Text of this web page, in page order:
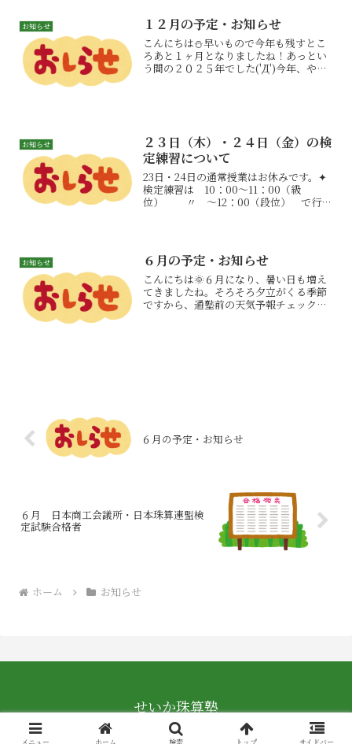
お知らせ １２月の予定・お知らせ
こんにちは⛄早いもので今年も残すとこ
ろあと１ヶ月となりましたね！あっとい
う間の２０２５年でした('Д')今年、やり
お知らせ
２３日（木）・２４日（金）の検
定練習について
23日・24日の通常授業はお休みです。✦
検定練習は 10：00～11：00（級
位） 〃 ～12：00（段位） で行い
お知らせ ６月の予定・お知らせ
こんにちは🌞６月になり、暑い日も増え
てきましたね。そろそろ夕立がくる季節
ですから、通塾前の天気予報チェックが
６月の予定・お知らせ
６月 日本商工会議所・日本珠算連盟検
定試験合格者
ホーム お知らせ
せいか珠算塾
© 2020 せいか珠算塾.